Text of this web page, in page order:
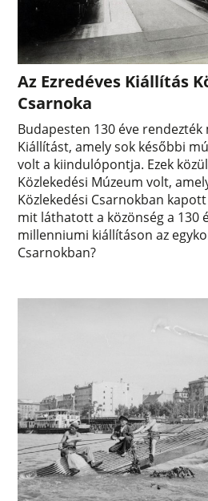
Az Ezredéves Kiállítás
Csarnoka
Budapesten 130 éve rendezték
Kiállítást, amely sok későbbi
volt a kiindulópontja. Ezek
Közlekedési Múzeum volt,
Közlekedési Csarnokban
mit láthatott a közönség a 130
millenniumi kiállításon az
Csarnokban?